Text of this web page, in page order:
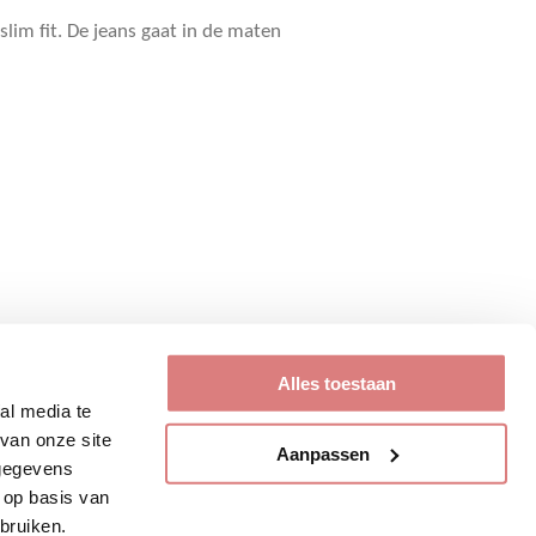
media te
onze site
basis van
Alles toestaan
Aanpassen
fit. De jeans gaat in de maten